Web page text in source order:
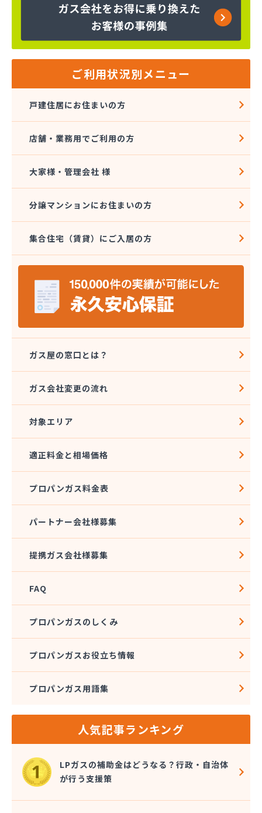
株式会社大進本社
株式会社長栄ガスサービス
株式会社鳥羽
株式会社武重商会 プロパン部
株式会社武重商会 プロパン佐久営業所
株式会社武重商会 松本支店
株式会社北澤商会
株式会社堀内商事
関東ガス株式会社
丸山産業
丸子日通プロパン販売有限会社
宮原酸素株式会社 長野営業所
宮島燃料店
協同組合千曲エルピーガス供給センター
橋本産業株式会社 丸子連絡所
桐原ガス燃料株式会社
鍵田プロパンガス
戸倉オートガス・スタンド
更埴プロパン有限会社
江島屋商店
合資会社山田屋給油所 プロパンガス部
佐久プロパンガス協同組合
佐久集中監視センター株式会社
松新商店
松代液化石油ガス事業協同組合
松筑エルピーガス協業組合
松本ガス商事株式会社
松本シェル石油株式会社 村井事業所配送センター
松本シェル石油株式会社村井事業所プロパンガス課
松本プロパンガス株式会社
松本事業株式会社
上田広域LPガス協同組合
城南高沢ガス株式会社
信濃ガス協同組合
神津燃料
斉藤商店
千曲通商株式会社
早武商店
大島屋酒店
大澤燃料店
ご利用状況別メニュー
戸建住居にお住まいの方
店舗・業務用でご利用の方
大家様・管理会社 様
分譲マンションにお住まいの方
集合住宅（賃貸）にご入居の方
ガス屋の窓口とは？
ガス会社変更の流れ
対象エリア
適正料金と相場価格
プロパンガス料金表
パートナー会社様募集
提携ガス会社様募集
FAQ
プロパンガスのしくみ
プロパンガスお役立ち情報
プロパンガス用語集
人気記事ランキング
LPガスの補助金はどうなる？行政・自治体
が行う支援策